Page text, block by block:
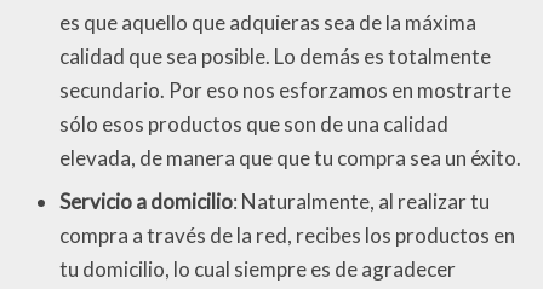
es que aquello que adquieras sea de la máxima
calidad que sea posible. Lo demás es totalmente
secundario. Por eso nos esforzamos en mostrarte
sólo esos productos que son de una calidad
elevada, de manera que que tu compra sea un éxito.
Servicio a domicilio: Naturalmente, al realizar tu
compra a través de la red, recibes los productos en
tu domicilio, lo cual siempre es de agradecer